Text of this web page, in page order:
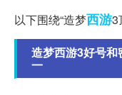
以下围绕“造梦西游3
造梦西游3好号
一